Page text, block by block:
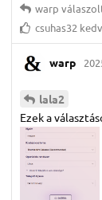
warp
csuhas32
warp
lala2
Ezek a